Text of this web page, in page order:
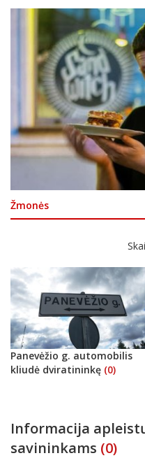
Žmonės
Panevėžio g. automobilis
kliudė dviratininkę (0)
Informacija
savininkams (0)